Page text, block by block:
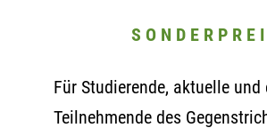
S O N D E R P R E
Für Studierende, aktuelle und
Teilnehmende des